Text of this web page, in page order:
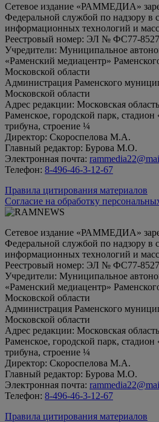
Сетевое издание «РАММЕДИА»
Федеральной службой по надзору в
информационных технологий и
Реестровый номер: ЭЛ № ФС77-
Учредители: Муниципальное
«Раменский медиацентр»
Московской области
Администрация Раменского
Московской области
Адрес редакции: Московская
Раменское, городской парк, стадион
трибуна, строение ¼
Директор: Скороспелова М.А.
Главный редактор: Бурова М.О.
Электронная почта:
Телефон: 8-496-46-3-12-67
Правила цитирования материалов
Согласие на обработку
Сетевое издание «РАММЕДИА»
Федеральной службой по надзору в
информационных технологий и
Реестровый номер: ЭЛ № ФС77-
Учредители: Муниципальное
«Раменский медиацентр»
Московской области
Администрация Раменского
Московской области
Адрес редакции: Московская
Раменское, городской парк, стадион
трибуна, строение ¼
Директор: Скороспелова М.А.
Главный редактор: Бурова М.О.
Электронная почта:
Телефон: 8-496-46-3-12-67
Правила цитирования материалов